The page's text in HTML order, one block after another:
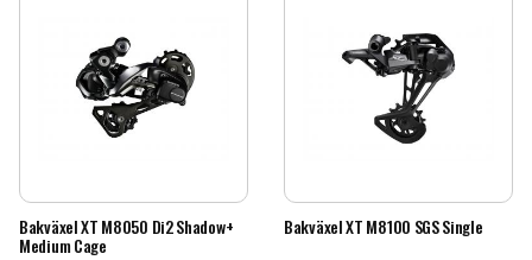
Bakväxel XT M8050 Di2 Shadow+
Medium Cage
Bakväxel XT M8100 SGS Single